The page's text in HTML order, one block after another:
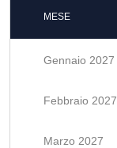
MESE
Gennaio 2027
Febbraio 2027
Marzo 2027